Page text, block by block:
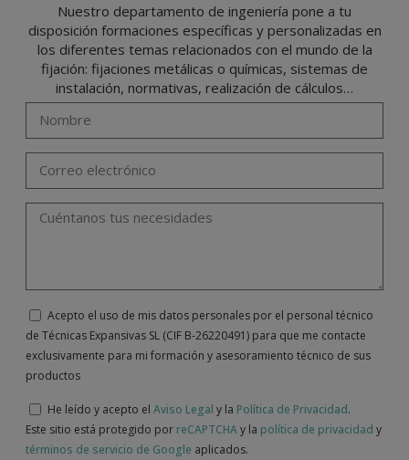
Nuestro departamento de ingeniería pone a tu
disposición formaciones específicas y personalizadas en
los diferentes temas relacionados con el mundo de la
fijación: fijaciones metálicas o químicas, sistemas de
instalación, normativas, realización de cálculos…
Acepto el uso de mis datos personales por el personal técnico
de Técnicas Expansivas SL (CIF B-26220491) para que me contacte
exclusivamente para mi formación y asesoramiento técnico de sus
productos
He leído y acepto el Aviso Legal y la Política de Privacidad.
Este sitio está protegido por reCAPTCHAy la política de privacidad y
términos de servicio de Google aplicados.